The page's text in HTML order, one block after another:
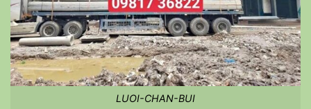
LUOI-CHAN-BUI